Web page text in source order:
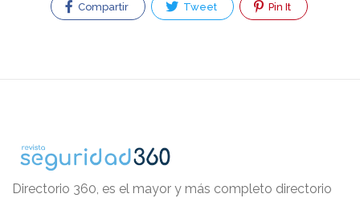
Compartir Tweet Pin It
Directorio 360, es el mayor y más completo directorio